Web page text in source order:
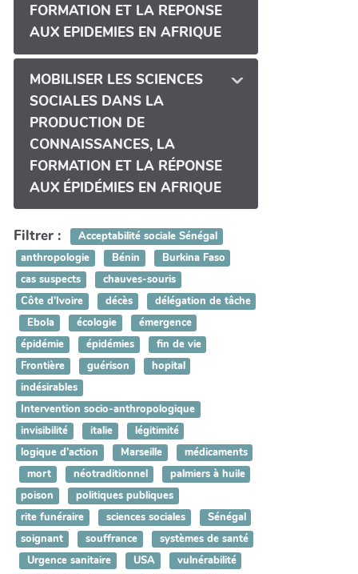
FORMATION ET LA REPONSE
AUX EPIDEMIES EN AFRIQUE
MOBILISER LES SCIENCES
SOCIALES DANS LA
PRODUCTION DE
CONNAISSANCES, LA
FORMATION ET LA RÉPONSE
AUX ÉPIDÉMIES EN AFRIQUE
Filtrer :
Acceptabilité sociale Sénégal
anthropologie
Bénin
Burkina Faso
cas suspects
chauves-souris
Côte d’Ivoire
décès
délégation de tâche
Ebola
écologie
émergence
épidémie
épidémies
fin de vie
Frontière
guérison
hopital
indésirables
Intervention socio-anthropologique
invisibilité
italie
légitimité
logique d’action
Marseille
médicaments
mort
néotraditionnel
palmiers à huile
poison
politiques publiques
rite funéraire
sciences sociales
Sénégal
soignant
souffrance
systèmes de santé
Urgence sanitaire
USA
vulnérabilité